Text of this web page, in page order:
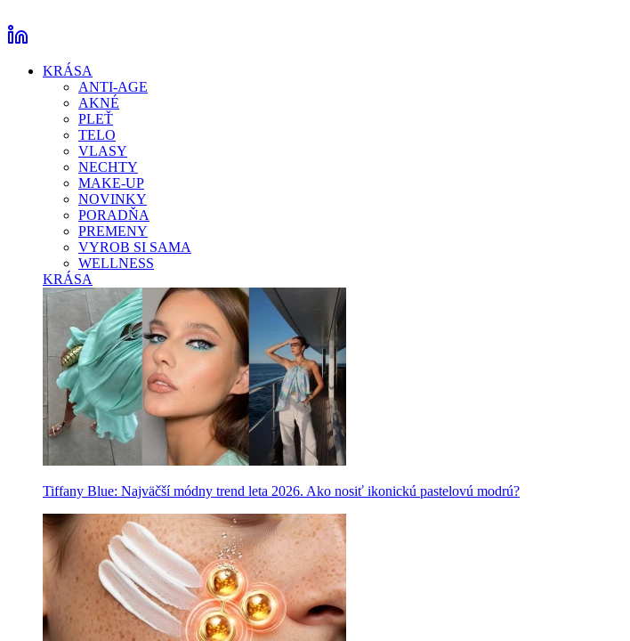
KRÁSA
ANTI-AGE
AKNÉ
PLEŤ
TELO
VLASY
NECHTY
MAKE-UP
NOVINKY
PORADŇA
PREMENY
VYROB SI SAMA
WELLNESS
KRÁSA
Tiffany Blue: Najväčší módny trend leta 2026. Ako nosiť ikonickú pastelovú modrú?